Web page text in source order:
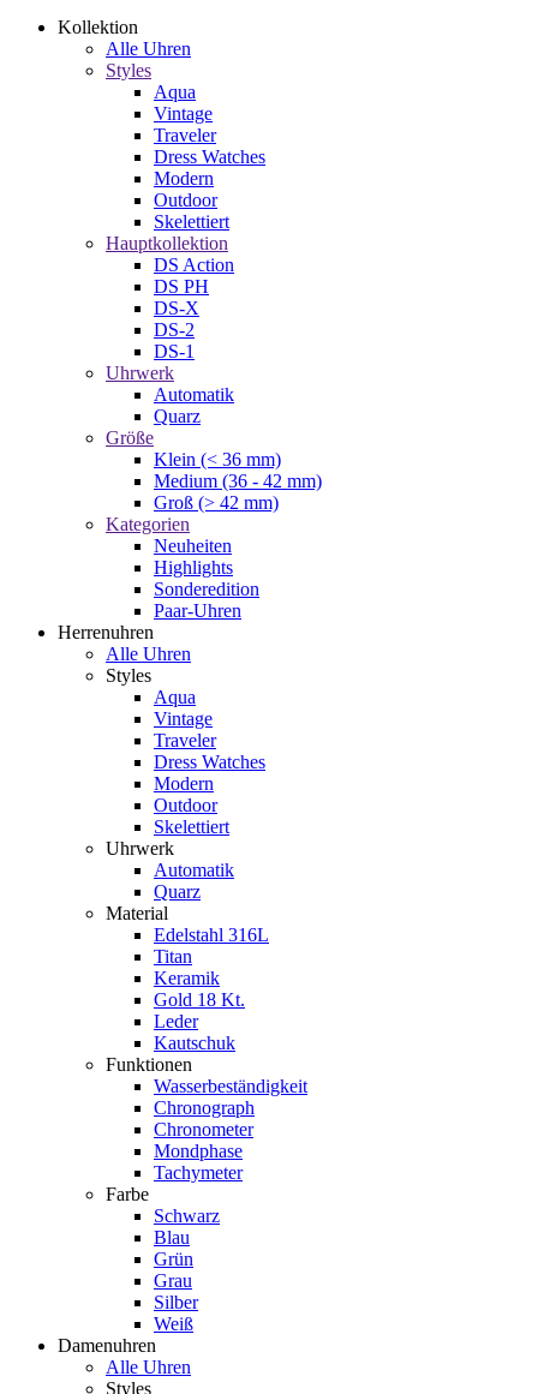
Kollektion
Alle Uhren
Styles
Aqua
Vintage
Traveler
Dress Watches
Modern
Outdoor
Skelettiert
Hauptkollektion
DS Action
DS PH
DS-X
DS-2
DS-1
Uhrwerk
Automatik
Quarz
Größe
Klein (< 36 mm)
Medium (36 - 42 mm)
Groß (> 42 mm)
Kategorien
Neuheiten
Highlights
Sonderedition
Paar-Uhren
Herrenuhren
Alle Uhren
Styles
Aqua
Vintage
Traveler
Dress Watches
Modern
Outdoor
Skelettiert
Uhrwerk
Automatik
Quarz
Material
Edelstahl 316L
Titan
Keramik
Gold 18 Kt.
Leder
Kautschuk
Funktionen
Wasserbeständigkeit
Chronograph
Chronometer
Mondphase
Tachymeter
Farbe
Schwarz
Blau
Grün
Grau
Silber
Weiß
Damenuhren
Alle Uhren
Styles